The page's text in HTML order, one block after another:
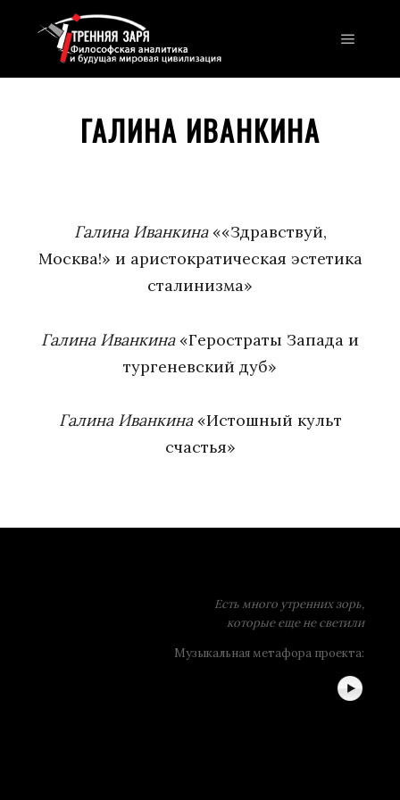
ГАЛИНА ИВАНКИНА
Галина Иванкина««Здравствуй,
Москва!» и аристократическая эстетика
сталинизма»
Галина Иванкина«Геростраты Запада и
тургеневский дуб»
Галина Иванкина«Истошный культ
счастья»
Есть много утренних зорь,
которые еще не светили
Музыкальная метафора проекта: